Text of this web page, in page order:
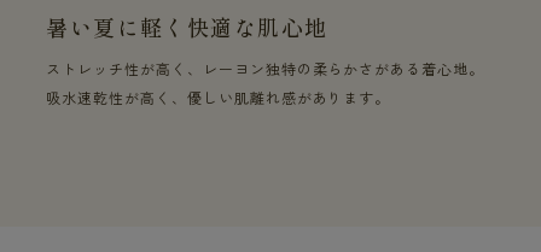
暑い夏に軽く快適な肌心地
ストレッチ性が高く、レーヨン独特の柔らかさがある着心地。
吸水速乾性が高く、優しい肌離れ感があります。